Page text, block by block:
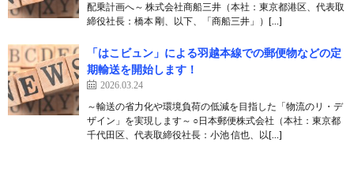
配乗計画へ～ 株式会社商船三井（本社：東京都港区、代表取
締役社長：橋本 剛、以下、「商船三井」）[…]
「はこビュン」による羽越本線での郵便物などの定
期輸送を開始します！
2026.03.24
～輸送の省力化や環境負荷の低減を目指した「物流のリ・デ
ザイン」を実現します～ ○日本郵便株式会社（本社：東京都
千代田区、代表取締役社長：小池 信也、以[…]